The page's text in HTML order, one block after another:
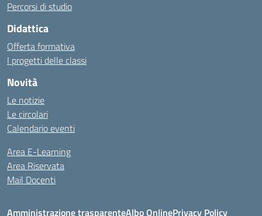
Percorsi di studio
Didattica
Offerta formativa
I progetti delle classi
Novità
Le notizie
Le circolari
Calendario eventi
Area E-Learning
Area Riservata
Mail Docenti
Amministrazione trasparenteAlbo OnlinePrivacy Policy